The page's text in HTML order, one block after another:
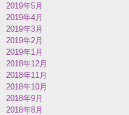
2019年5月
2019年4月
2019年3月
2019年2月
2019年1月
2018年12月
2018年11月
2018年10月
2018年9月
2018年8月